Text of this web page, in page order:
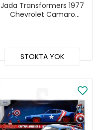
Jada Transformers 1977
Chevrolet Camaro
STOKTA YOK